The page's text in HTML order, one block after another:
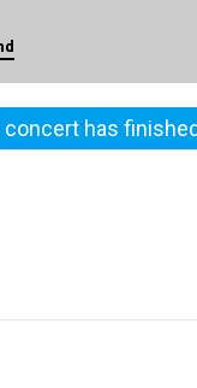
concert has finished